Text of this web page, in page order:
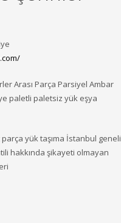
Arası Parça Parsiyel Ambar
paletli paletsiz yük eşya
yük taşıma İstanbul geneli
hakkında şikayeti olmayan